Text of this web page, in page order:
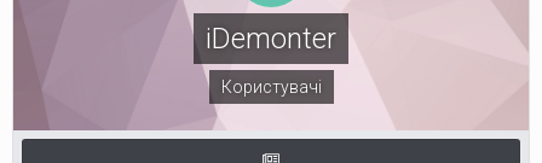
iDemonter
Користувачі